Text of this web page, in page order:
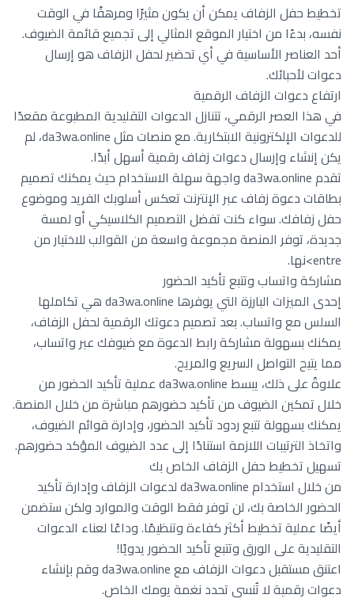
تخطيط حفل الزفاف يمكن أن يكون مثيرًا ومرهقًا في الوقت
نفسه، بدءًا من اختيار الموقع المثالي إلى تجميع قائمة الضيوف.
أحد العناصر الأساسية في أي تحضير لحفل الزفاف هو إرسال
دعوات لأحبائك.
ارتفاع دعوات الزفاف الرقمية
في هذا العصر الرقمي، تتنازل الدعوات التقليدية المطبوعة مقعدًا
للدعوات الإلكترونية الابتكارية. مع منصات مثل da3wa.online، لم
يكن إنشاء وإرسال دعوات زفاف رقمية أسهل أبدًا.
تقدم da3wa.online واجهة سهلة الاستخدام حيث يمكنك تصميم
بطاقات دعوة زفاف عبر الإنترنت تعكس أسلوبك الفريد وموضوع
حفل زفافك. سواء كنت تفضل التصميم الكلاسيكي أو لمسة
جديدة، توفر المنصة مجموعة واسعة من القوالب للاختيار من
entre>نها.
مشاركة واتساب وتتبع تأكيد الحضور
إحدى الميزات البارزة التي يوفرها da3wa.online هي تكاملها
السلس مع واتساب. بعد تصميم دعوتك الرقمية لحفل الزفاف،
يمكنك بسهولة مشاركة رابط الدعوة مع ضيوفك عبر واتساب،
مما يتيح التواصل السريع والمريح.
علاوةً على ذلك، يبسط da3wa.online عملية تأكيد الحضور من
خلال تمكين الضيوف من تأكيد حضورهم مباشرة من خلال المنصة.
يمكنك بسهولة تتبع ردود تأكيد الحضور، وإدارة قوائم الضيوف،
واتخاذ الترتيبات اللازمة استنادًا إلى عدد الضيوف المؤكد حضورهم.
تسهيل تخطيط حفل الزفاف الخاص بك
من خلال استخدام da3wa.online لدعوات الزفاف وإدارة تأكيد
الحضور الخاصة بك، لن توفر فقط الوقت والموارد ولكن ستضمن
أيضًا عملية تخطيط أكثر كفاءة وتنظيمًا. وداعًا لعناء الدعوات
التقليدية على الورق وتتبع تأكيد الحضور يدويًا!
اعتنق مستقبل دعوات الزفاف مع da3wa.online وقم بإنشاء
دعوات رقمية لا تُنسى تحدد نغمة يومك الخاص.